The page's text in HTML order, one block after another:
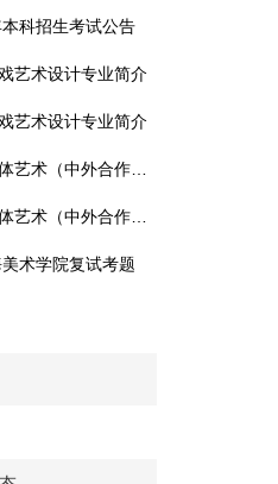
科招生考试公告
艺术设计专业简介
艺术设计专业简介
术学院复试考题